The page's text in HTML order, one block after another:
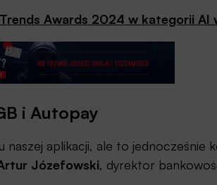
Awards 2024 w kategorii AI
i Autopay
aplikacji, ale to jednocześnie
Józefowski, dyrektor